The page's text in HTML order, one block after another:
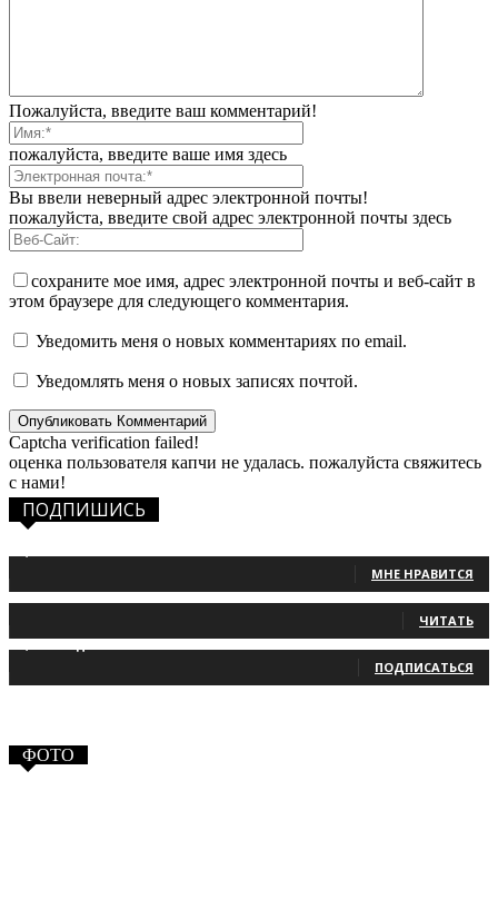
Пожалуйста, введите ваш комментарий!
пожалуйста, введите ваше имя здесь
Вы ввели неверный адрес электронной почты!
пожалуйста, введите свой адрес электронной почты здесь
сохраните мое имя, адрес электронной почты и веб-сайт в
этом браузере для следующего комментария.
Уведомить меня о новых комментариях по email.
Уведомлять меня о новых записях почтой.
Captcha verification failed!
оценка пользователя капчи не удалась. пожалуйста свяжитесь
с нами!
ПОДПИШИСЬ
МНЕ НРАВИТСЯ
ЧИТАТЬ
ПОДПИСАТЬСЯ
ФОТО